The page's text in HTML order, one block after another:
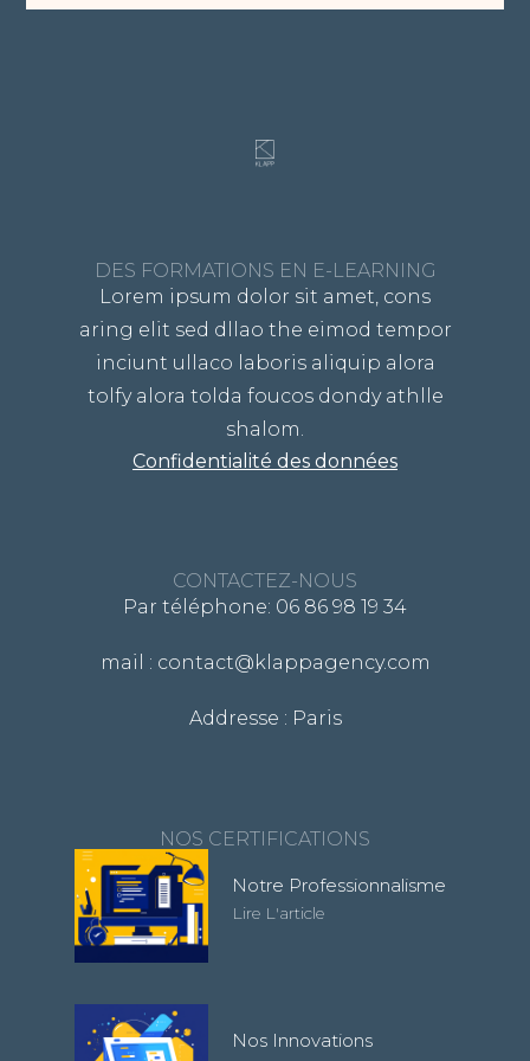
DES FORMATIONS EN E-LEARNING
Lorem ipsum dolor sit amet, cons
aring elit sed dllao the eimod tempor
inciunt ullaco laboris aliquip alora
tolfy alora tolda foucos dondy athlle
shalom.
Confidentialité des données
CONTACTEZ-NOUS
Par téléphone: 06 86 98 19 34
mail : contact@klappagency.com
Addresse : Paris
NOS CERTIFICATIONS
Notre Professionnalisme
Lire L'article
Nos Innovations